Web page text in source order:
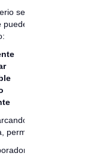
se califica
incluir
el punto
permitiendo: